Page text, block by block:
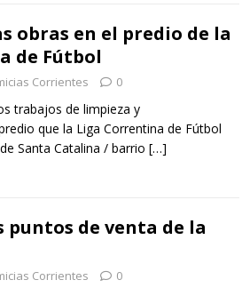
obras en el predio de la
de Fútbol
Corrientes 0
trabajos de limpieza y
que la Liga Correntina de Fútbol
Santa Catalina / barrio […]
de venta de la
Corrientes 0